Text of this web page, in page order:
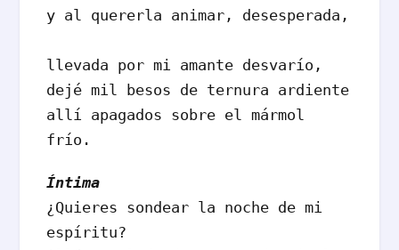
y al quererla animar, desesperada,
llevada por mi amante desvarío,
dejé mil besos de ternura ardiente
allí apagados sobre el mármol
frío.
Íntima
¿Quieres sondear la noche de mi
espíritu?